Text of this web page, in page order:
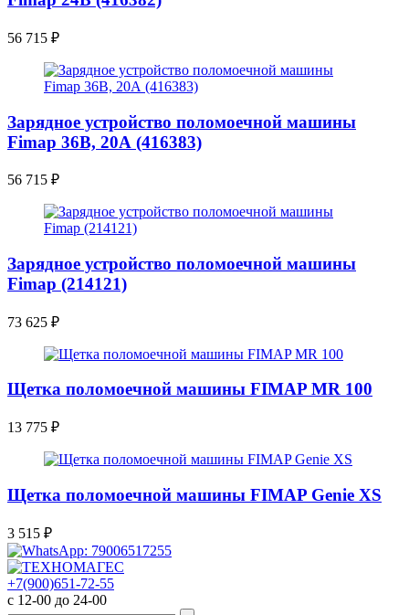
56 715 ₽
Зарядное устройство поломоечной машины
Fimap 36B, 20А (416383)
56 715 ₽
Зарядное устройство поломоечной машины
Fimap (214121)
73 625 ₽
Щетка поломоечной машины FIMAP MR 100
13 775 ₽
Щетка поломоечной машины FIMAP Genie XS
3 515 ₽
+7(900)651-72-55
с 12-00 до 24-00